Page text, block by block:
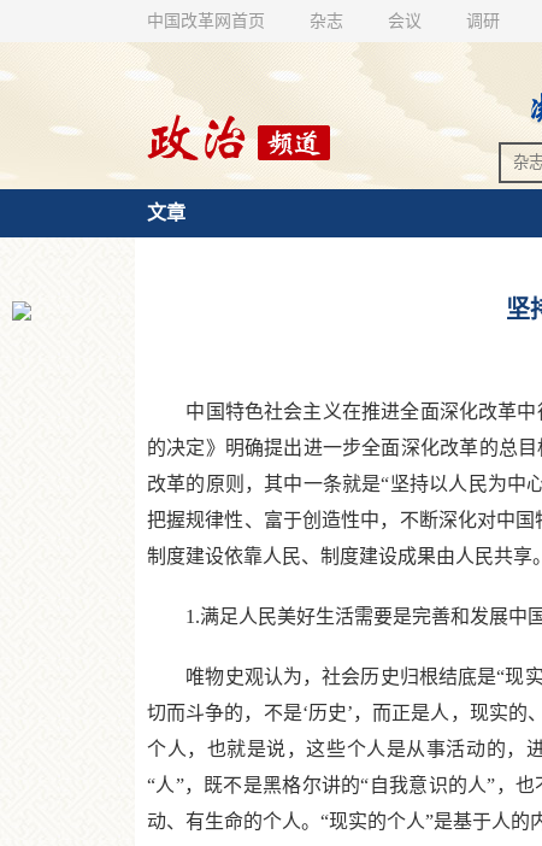
中国改革网首页 杂志 会议 调研
文章
坚
中国特色社会主义在推进全面深化改革中
的决定》明确提出进一步全面深化改革的总
改革的原则，其中一条就是“坚持以人民为中
把握规律性、富于创造性中，不断深化对中
制度建设依靠人民、制度建设成果由人民共享。
1.满足人民美好生活需要是完善和发展中
唯物史观认为，社会历史归根结底是“现实
切而斗争的，不是‘历史’，而正是人，现实
个人，也就是说，这些个人是从事活动的，
“人”，既不是黑格尔讲的“自我意识的人”，
动、有生命的个人。“现实的个人”是基于人